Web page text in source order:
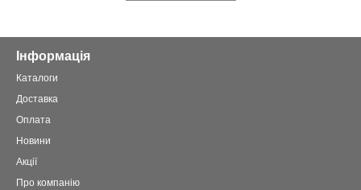
Інформація
Каталоги
Доставка
Оплата
Новини
Акції
Про компанію